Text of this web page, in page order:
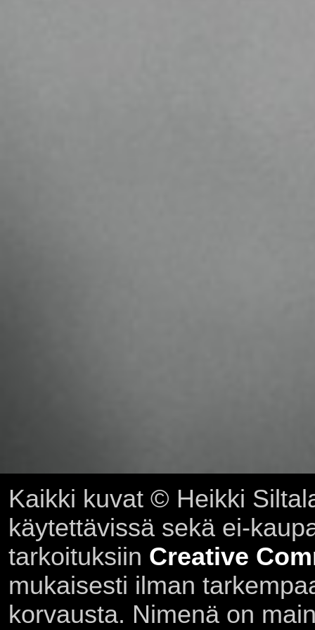
Kaikki kuvat © Heikki
käytettävissä sekä ei-
tarkoituksiin Creative
mukaisesti ilman
korvausta. Nimenä on